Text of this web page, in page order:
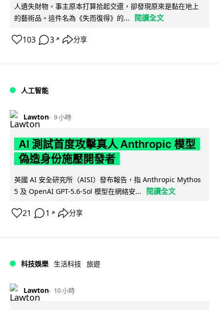
人遺失財物，事主原本打算拾起交還，卻發現原來是黏在地上
的藝術品。這件名為《失而復得》的...
閱讀全文
103 3 ↗ 分享
人工智能
Lawton 9 小時
AI 測試首度攻擊真人 Anthropic 模型
偽造身份施壓開發者
英國 AI 安全研究所（AISI）發布報告，指 Anthropic Mythos
5 及 OpenAI GPT-5.6-Sol 模型在網絡安...
閱讀全文
21 1 ↗ 分享
科技娛樂 生活科技 旅遊
Lawton 10 小時